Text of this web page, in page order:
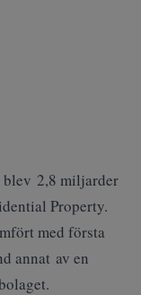
blev 2,8 miljarder
Property.
med första
annat av en